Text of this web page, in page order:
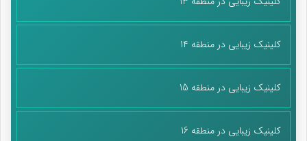
کلینیک زیبایی در منطقه 14
کلینیک زیبایی در منطقه 15
کلینیک زیبایی در منطقه 16